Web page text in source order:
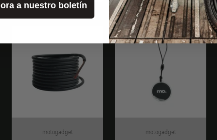
motogadget motogadget
a nuestro boletín